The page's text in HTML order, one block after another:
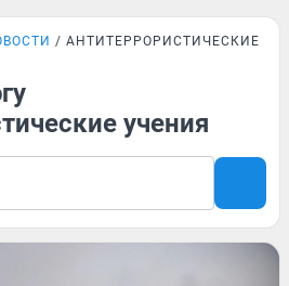
АНТИТЕРРОРИСТИЧЕСКИЕ
учения